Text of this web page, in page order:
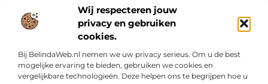
Wij respecteren jouw
privacy en gebruiken
cookies.
Bij BelindaWeb.nl nemen we uw privacy serieus. Om u de best
mogelijke ervaring te bieden, gebruiken we cookies en
vergelijkbare technologieën. Deze helpen ons te begrijpen hoe u
freepictures.nl.
Ontdek inspirerende blogs en artikelen over
alles wat het dagelijks leven te bieden heeft.
Bericht categorie